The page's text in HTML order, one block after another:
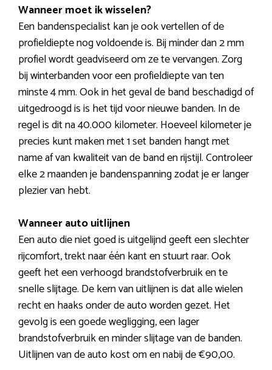
Wanneer moet ik wisselen?
Een bandenspecialist kan je ook vertellen of de
profieldiepte nog voldoende is. Bij minder dan 2 mm
profiel wordt geadviseerd om ze te vervangen. Zorg
bij winterbanden voor een profieldiepte van ten
minste 4 mm. Ook in het geval de band beschadigd of
uitgedroogd is is het tijd voor nieuwe banden. In de
regel is dit na 40.000 kilometer. Hoeveel kilometer je
precies kunt maken met 1 set banden hangt met
name af van kwaliteit van de band en rijstijl. Controleer
elke 2 maanden je bandenspanning zodat je er langer
plezier van hebt.
Wanneer auto uitlijnen
Een auto die niet goed is uitgelijnd geeft een slechter
rijcomfort, trekt naar één kant en stuurt raar. Ook
geeft het een verhoogd brandstofverbruik en te
snelle slijtage. De kern van uitlijnen is dat alle wielen
recht en haaks onder de auto worden gezet. Het
gevolg is een goede wegligging, een lager
brandstofverbruik en minder slijtage van de banden.
Uitlijnen van de auto kost om en nabij de €90,00.